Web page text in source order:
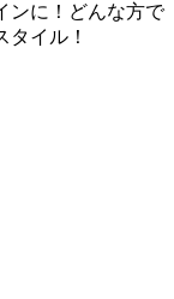
ンに！どんな方で
イル！